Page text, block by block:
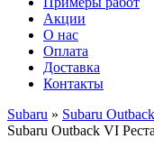
Акции
О нас
Оплата
Доставка
Контакты
Subaru » Subaru Outback
Subaru Outback VI